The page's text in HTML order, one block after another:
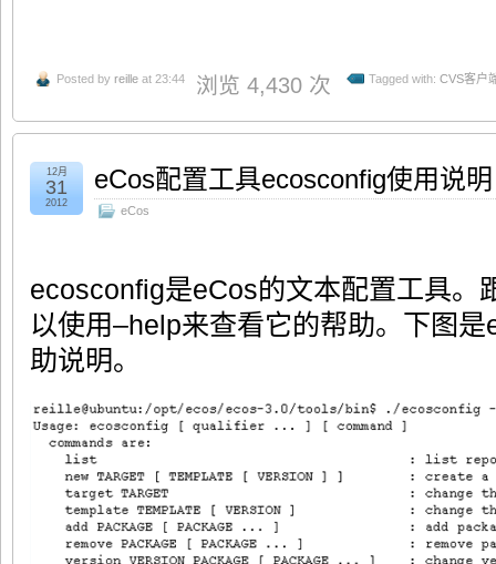
Posted by reille at 23:44 浏览 4,430 次 Tagged with: CVS客户
eCos配置工具ecosconfig使用说明
eCos
12月
31
2012
ecosconfig是eCos的文本配置工具。
以使用–help来查看它的帮助。下图
助说明。